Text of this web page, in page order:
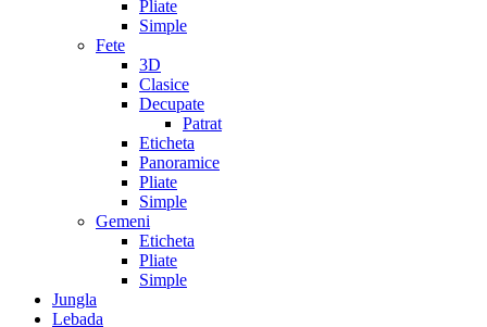
Pliate
Simple
Fete
3D
Clasice
Decupate
Patrat
Eticheta
Panoramice
Pliate
Simple
Gemeni
Eticheta
Pliate
Simple
Jungla
Lebada